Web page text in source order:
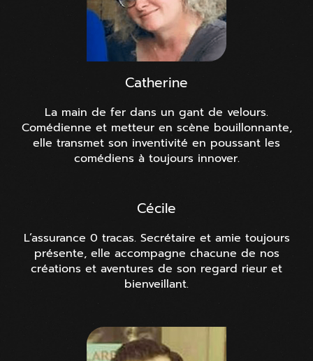
Catherine
La main de fer dans un gant de velours.
Comédienne et metteur en scène bouillonnante,
elle transmet son inventivité en poussant les
comédiens à toujours innover.
Cécile
L’assurance 0 tracas. Secrétaire et amie toujours
présente, elle accompagne chacune de nos
créations et aventures de son regard rieur et
bienveillant.